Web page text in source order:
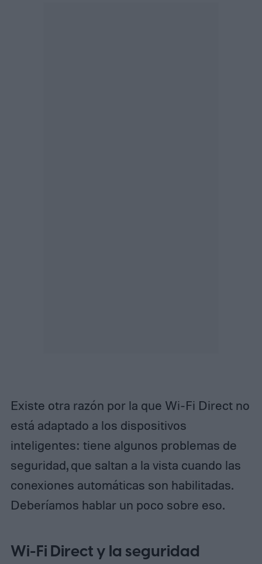
Existe otra razón por la que Wi-Fi Direct no
está adaptado a los dispositivos
inteligentes: tiene algunos problemas de
seguridad, que saltan a la vista cuando las
conexiones automáticas son habilitadas.
Deberíamos hablar un poco sobre eso.
Wi-Fi Direct y la seguridad